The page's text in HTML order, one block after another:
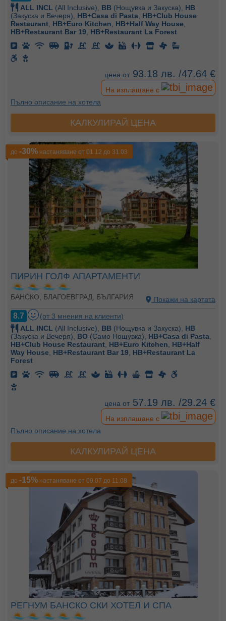
ALL INCL (All Inclusive), BB (Нощувка и Закуска), HB
(Закуска и Вечеря), HB+Casa di Pasta
HB+Club House
Restaurant HB+Euro Kitchen HB+Half Way House
HB+Restaurant Bar 19
HB+Restaurant La Forest
цена от 93.18 лв. /47.64 €
На изплащане с
Пълно описание на хотела
КАЛКУЛИРАЙ ЦЕНА
до -30% настаняване от 01.12 до 31.03
ПИРИН ГОЛФ АПАРТАМЕНТИ
БАНСКО, БЛАГОЕВГРАД, БЪЛГАРИЯ Покажи на картата
8.7
(от 3 мнения на клиенти)
ALL INCL (All Inclusive), BB (Нощувка и Закуска), HB
(Закуска и Вечеря), BO (Само Нощувка), HB+Casa di Pasta,
HB+Club House Restaurant, HB+Euro Kitchen, HB+Half
Way House, HB+Restaurant Bar 19, HB+Restaurant La
Forest
цена от 57.19 лв. /29.24 €
На изплащане с
Пълно описание на хотела
КАЛКУЛИРАЙ ЦЕНА
до -15% настаняване от 09.07 до 11.08
РЕГНУМ БАНСКО СКИ ХОТЕЛ И СПА